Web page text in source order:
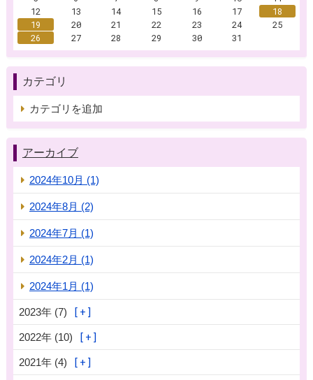
12
13 14 15 16 17
18
19
20 21 22 23 24
25
26
27 28 29 30 31
カテゴリ
カテゴリを追加
アーカイブ
2024年10月 (1)
2024年8月 (2)
2024年7月 (1)
2024年2月 (1)
2024年1月 (1)
2023年 (7)
2022年 (10)
2021年 (4)